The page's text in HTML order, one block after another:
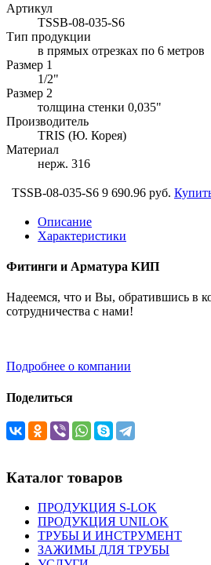
Артикул
TSSB-08-035-S6
Тип продукции
в прямых отрезках по 6 метров
Размер 1
1/2"
Размер 2
толщина стенки 0,035"
Производитель
TRIS (Ю. Корея)
Материал
нерж. 316
TSSB-08-035-S6 9 690.96 руб.
Описание
Характеристики
Фитинги и Арматура КИП
Надеемся, что и Вы, обратившись в
сотрудничества с нами!
Подробнее о компании
Поделиться
Каталог товаров
ПРОДУКЦИЯ S-LOK
ПРОДУКЦИЯ UNILOK
ТРУБЫ И ИНСТРУМЕНТ
ЗАЖИМЫ ДЛЯ ТРУБЫ